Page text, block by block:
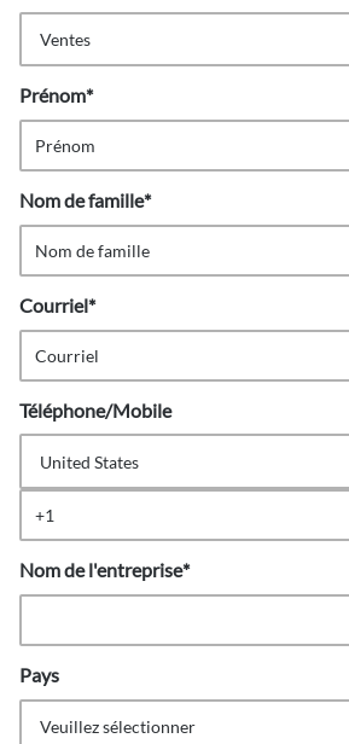
Prénom*
Nom de famille*
Courriel*
Téléphone/Mobile
Nom de l'entreprise*
Pays